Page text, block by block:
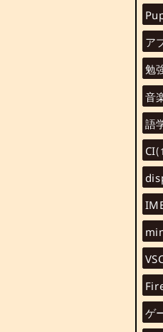
ア
勉
音
語
CI
ゲ